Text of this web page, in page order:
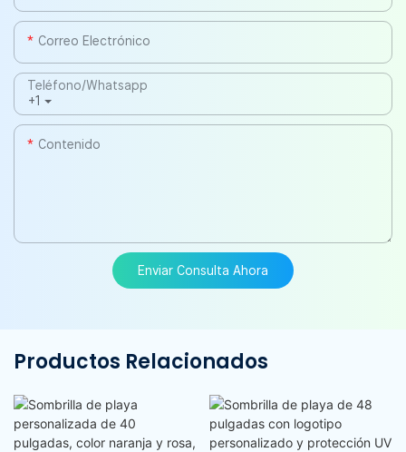
Correo Electrónico
+1
Teléfono/whatsapp
Contenido
Enviar Consulta Ahora
Productos Relacionados